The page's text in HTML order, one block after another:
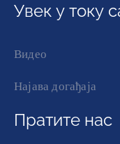
Увек у току
Видео
Најава догађаја
Пратите нас